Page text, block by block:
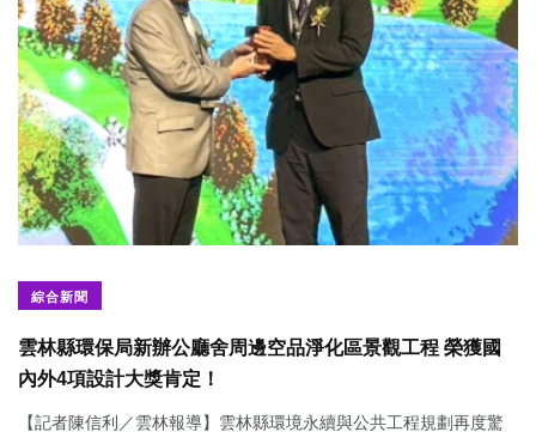
綜合新聞
雲林縣環保局新辦公廳舍周邊空品淨化區景觀工程 榮獲國
內外4項設計大獎肯定！
【記者陳信利／雲林報導】雲林縣環境永續與公共工程規劃再度驚